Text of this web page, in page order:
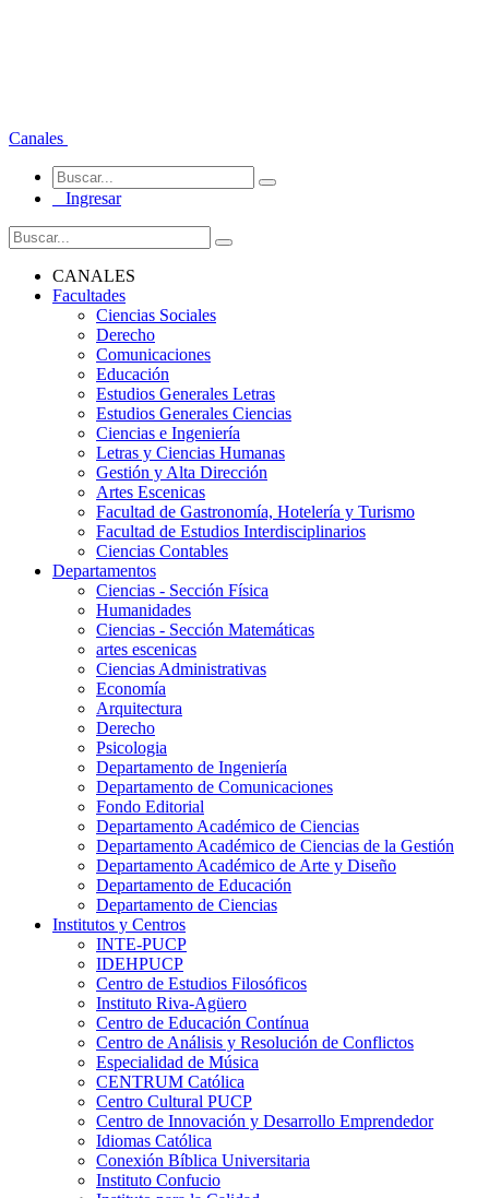
Canales
Ingresar
CANALES
Facultades
Ciencias Sociales
Derecho
Comunicaciones
Educación
Estudios Generales Letras
Estudios Generales Ciencias
Ciencias e Ingeniería
Letras y Ciencias Humanas
Gestión y Alta Dirección
Artes Escenicas
Facultad de Gastronomía, Hotelería y Turismo
Facultad de Estudios Interdisciplinarios
Ciencias Contables
Departamentos
Ciencias - Sección Física
Humanidades
Ciencias - Sección Matemáticas
artes escenicas
Ciencias Administrativas
Economía
Arquitectura
Derecho
Psicologia
Departamento de Ingeniería
Departamento de Comunicaciones
Fondo Editorial
Departamento Académico de Ciencias
Departamento Académico de Ciencias de la Gestión
Departamento Académico de Arte y Diseño
Departamento de Educación
Departamento de Ciencias
Institutos y Centros
INTE-PUCP
IDEHPUCP
Centro de Estudios Filosóficos
Instituto Riva-Agüero
Centro de Educación Contínua
Centro de Análisis y Resolución de Conflictos
Especialidad de Música
CENTRUM Católica
Centro Cultural PUCP
Centro de Innovación y Desarrollo Emprendedor
Idiomas Católica
Conexión Bíblica Universitaria
Instituto Confucio